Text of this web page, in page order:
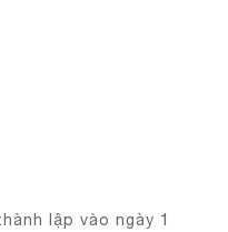
lập vào ngày 1